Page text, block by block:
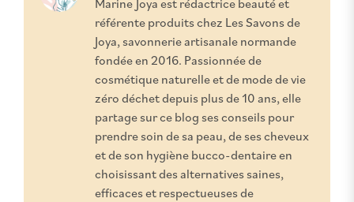
référente produits chez Les Savons de
Joya, savonnerie artisanale normande
fondée en 2016. Passionnée de
cosmétique naturelle et de mode de vie
zéro déchet depuis plus de 10 ans, elle
partage sur ce blog ses conseils pour
prendre soin de sa peau, de ses cheveux
et de son hygiène bucco-dentaire en
choisissant des alternatives saines,
efficaces et respectueuses de